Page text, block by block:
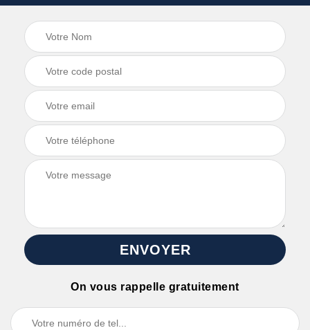
On vous rappelle gratuitement